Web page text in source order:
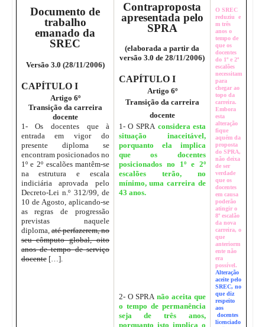
Documento de
trabalho
emanado da
SREC
Versão 3.0 (28/11/2006)
CAPÍTULO I
Artigo 6º
Transição da carreira
docente
1- Os docentes que à
entrada em vigor do
presente diploma se
encontram posicionados no
1º e 2º escalões mantêm-se
na estrutura e escala
indiciária aprovada pelo
Decreto-Lei n.º 312/99, de
10 de Agosto, aplicando-se
as regras de progressão
previstas naquele
diploma,até perfazerem, no
seu cômputo global, oito
anos de tempo de serviço
docente[…].
Contraproposta
apresentada pelo
SPRA
(elaborada a partir da
versão 3.0 de 28/11/2006)
CAPÍTULO I
Artigo 6º
Transição da carreira
docente
1- O SPRA considera esta
situação inaceitável,
porquanto ela implica
que os docentes
posicionados no 1º e 2º
escalões terão, no
mínimo, uma carreira de
43 anos.
2- O SPRA não aceita que
o tempo de permanência
seja de três anos,
porquanto isto implica o
O SREC
reduziu e
m três
anos o
tempo de
que os
docentes
do 1º e 2º
escalões
necessitam
para
chegar ao
topo da
carreira.
Embora
esta
alteração
fique
aquém da
proposta
do SPRA,
não deixa
de ser
verdade
que os
docentes
em causa
poderão
atingir o
8º escalão
da nova
carreira, o
que
anteriorm
ente não
era
possível.
Alteração
aceite pelo
SREC, no
que diz
respeito
aos
docentes
licenciado